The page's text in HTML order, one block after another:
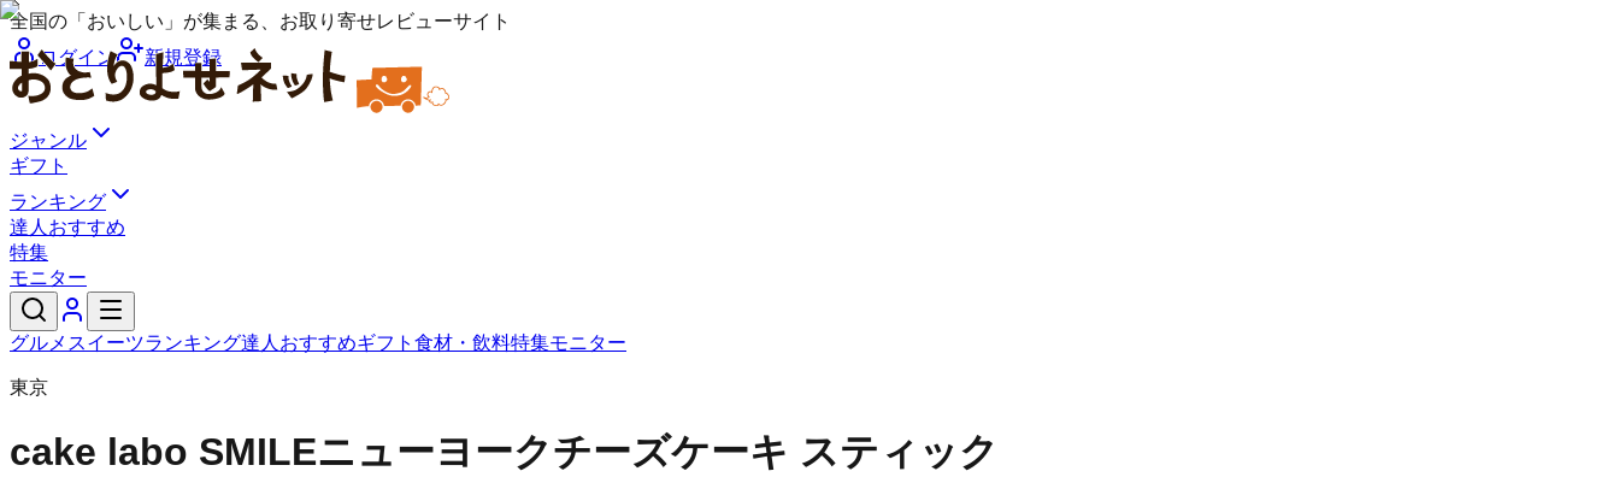
全国の「おいしい」が集まる、お取り寄せレビューサイト
ログイン
新規登録
ジャンル
ギフト
ランキング
達人おすすめ
特集
モニター
グルメ スイーツランキング達人おすすめギフト 食材・飲料特集モニター
東京
cake labo SMILEニューヨークチーズケーキ スティック